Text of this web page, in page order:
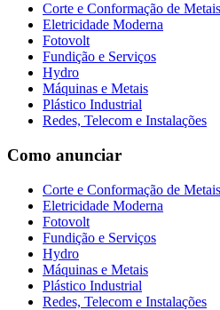
Corte e Conformação de Metais
Eletricidade Moderna
Fotovolt
Fundição e Serviços
Hydro
Máquinas e Metais
Plástico Industrial
Redes, Telecom e Instalações
Como anunciar
Corte e Conformação de Metais
Eletricidade Moderna
Fotovolt
Fundição e Serviços
Hydro
Máquinas e Metais
Plástico Industrial
Redes, Telecom e Instalações